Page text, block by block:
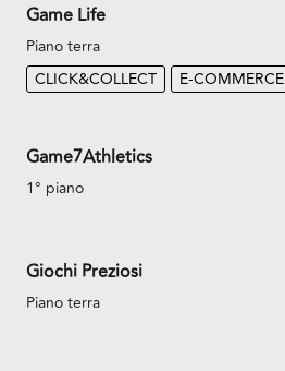
Game Life
Piano terra
CLICK&COLLECT
E-COMMERCE
Game7Athletics
1° piano
Giochi Preziosi
Piano terra